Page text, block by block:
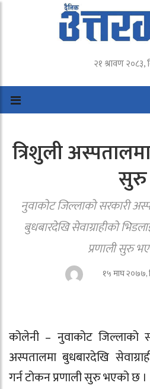
२१ श्रावण २०८३,
त्रिशुली
सुरु
नुवाकोट जिल्लाको सरकारी
बुधबारदेखि सेवाग्राहीको
प्रणाली सुरु
१५ माघ २०७७,
कोलेनी – नुवाकोट जिल्लाको
अस्पतालमा बुधबारदेखि
गर्न टोकन प्रणाली सुरु भएको छ ।